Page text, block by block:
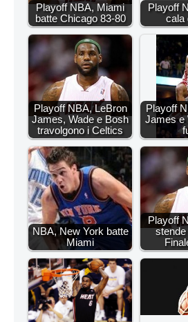
Playoff NBA, Miami
batte Chicago 83-80
Playoff
cala
Playoff NBA, LeBron
James, Wade e Bosh
travolgono i Celtics
Playoff
James e
NBA, New York batte
Miami
Playoff